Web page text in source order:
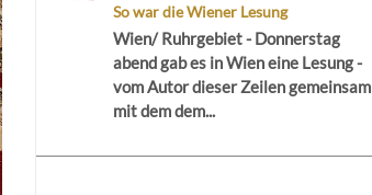
So war die Wiener Lesung
Wien/ Ruhrgebiet - Donnerstag
abend gab es in Wien eine Lesung -
vom Autor dieser Zeilen gemeinsam
mit dem dem...